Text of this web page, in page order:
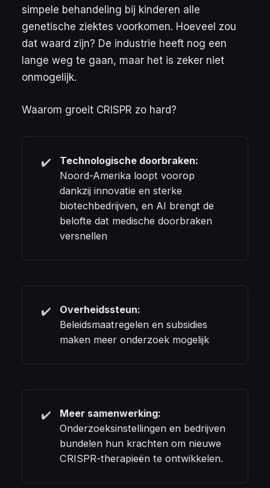
simpele behandeling bij kinderen alle
genetische ziektes voorkomen. Hoeveel zou
dat waard zijn? De industrie heeft nog een
lange weg te gaan, maar het is zeker niet
onmogelijk.
Waarom groeit CRISPR zo hard?
✔️
Technologische doorbraken:
Noord-Amerika loopt voorop
dankzij innovatie en sterke
biotechbedrijven, en AI brengt de
belofte dat medische doorbraken
versnellen
✔️
Overheidssteun:
Beleidsmaatregelen en subsidies
maken meer onderzoek mogelijk
✔️
Meer samenwerking:
Onderzoeksinstellingen en bedrijven
bundelen hun krachten om nieuwe
CRISPR-therapieën te ontwikkelen.